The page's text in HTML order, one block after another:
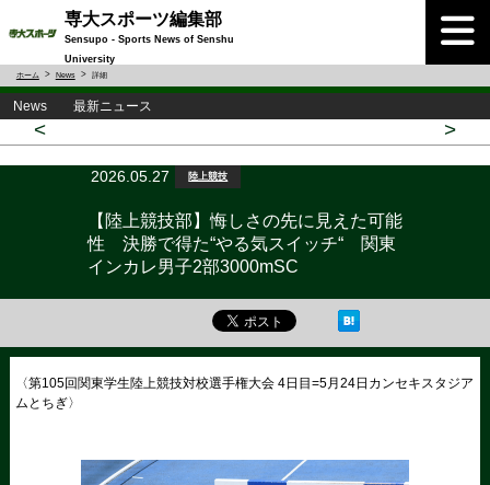
専大スポーツ編集部
Sensupo - Sports News of Senshu
University
ホーム News 詳細
News 最新ニュース
< >
2026.05.27 陸上競技
【陸上競技部】悔しさの先に見えた可能
性 決勝で得た“やる気スイッチ“ 関東
インカレ男子2部3000mSC
〈第105回関東学生陸上競技対校選手権大会 4日目=5月24日カンセキスタジア
ムとちぎ〉